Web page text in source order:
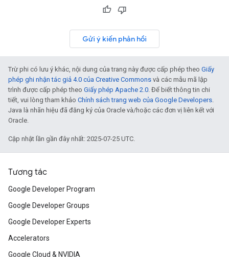
Gửi ý kiến phản hồi
Trừ phi có lưu ý khác, nội dung của trang này được cấp phép theo Giấy
phép ghi nhận tác giả 4.0 của Creative Commons và các mẫu mã lập
trình được cấp phép theo Giấy phép Apache 2.0. Để biết thông tin chi
tiết, vui lòng tham khảo Chính sách trang web của Google Developers.
Java là nhãn hiệu đã đăng ký của Oracle và/hoặc các đơn vị liên kết với
Oracle.
Cập nhật lần gần đây nhất: 2025-07-25 UTC.
Tương tác
Google Developer Program
Google Developer Groups
Google Developer Experts
Accelerators
Google Cloud & NVIDIA